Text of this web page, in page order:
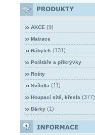
AKCE (9)
Matrace
Nábytek (131)
Polštáře a přikrývky
Rošty
Svítidla (11)
Houpací sítě, křesla (377)
Dárky(1)